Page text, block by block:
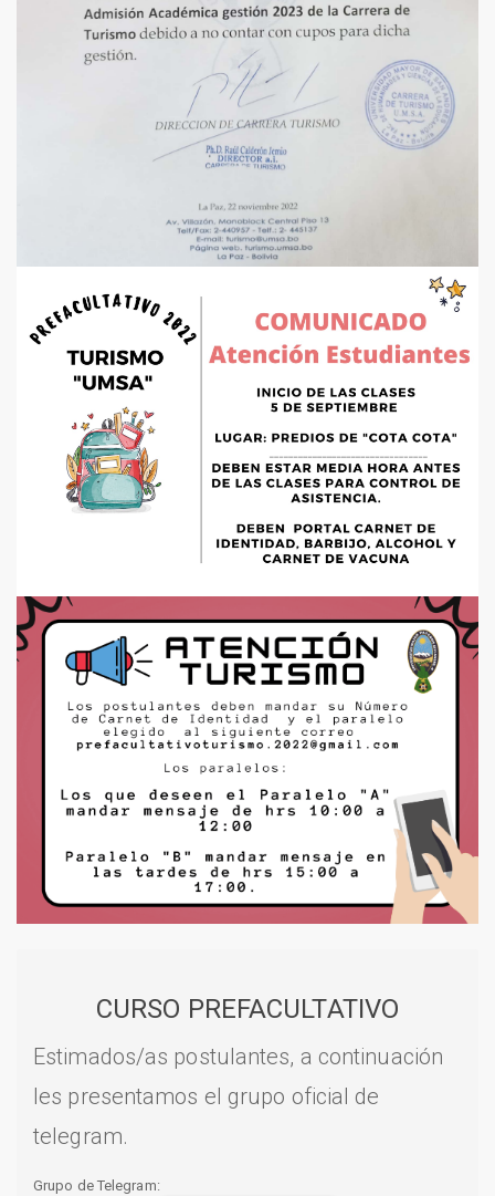
CURSO PREFACULTATIVO
Estimados/as postulantes, a continuación
les presentamos el grupo oficial de
telegram.
Grupo de Telegram: